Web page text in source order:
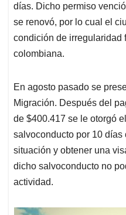
días. Dicho permiso
se renovó, por lo cual el
condición de irregularidad
colombiana.
En agosto pasado se
Migración. Después del
de $400.417 se le otorgó
salvoconducto por 10 días
situación y obtener una
dicho salvoconducto no
actividad.